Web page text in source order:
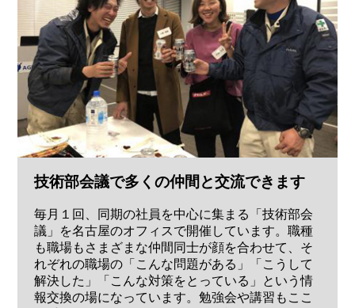
技術部会議で多くの仲間と交流できます
毎月１回、同期の社員を中心に集まる「技術部会
議」を名古屋のオフィスで開催しています。職種
も職場もさまざまな仲間同士が顔を合わせて、そ
れぞれの職場の「こんな問題がある」「こうして
解決した」「こんな対策をとっている」という情
報交換の場になっています。勉強会や講習もここ